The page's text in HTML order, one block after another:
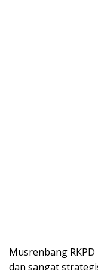
Musrenbang
dan sangat